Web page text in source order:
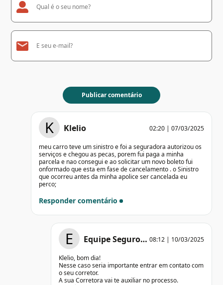
K Klelio 02:20 | 07/03/2025
meu carro teve um sinistro e foi a seguradora autorizou os
serviços e chegou as pecas, porem fui paga a minha
parcela e nao consegui e ao solicitar um novo boleto fui
onformado que esta em fase de cancelamento . o Sinistro
que ocorreu antes da minha apolice ser cancelada eu
perco;
Responder comentário
E Equipe Seguro… 08:12 | 10/03/2025
Klelio, bom dia!
Nesse caso seria importante entrar em contato com
o seu corretor.
A sua Corretora vai te auxiliar no processo.